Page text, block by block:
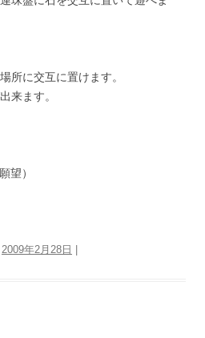
所に交互に置けます。
来ます。
望）
2009年2月28日